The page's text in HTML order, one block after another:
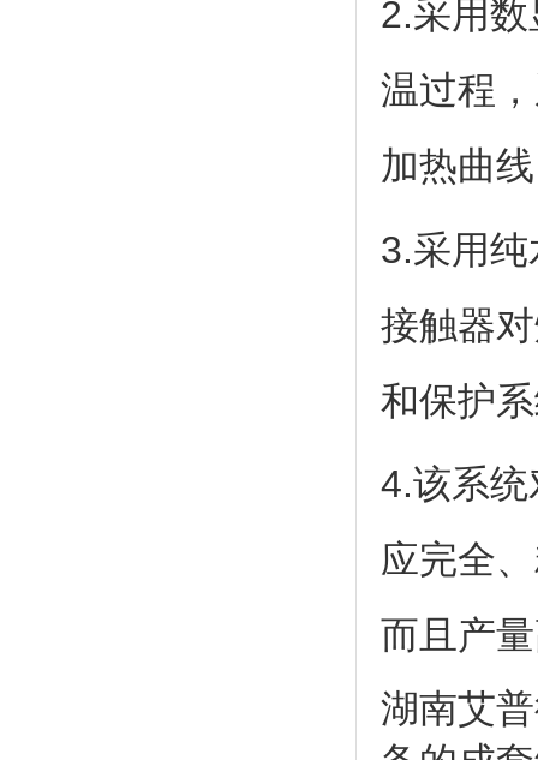
2.采用
温过程
加热曲
3.采用
接触器
和保护
4.该系
应完全
而且产
湖南艾